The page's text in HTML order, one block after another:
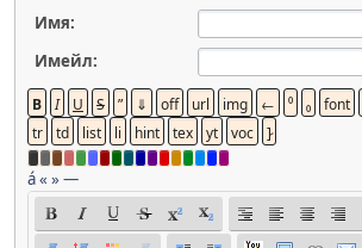
Имя:
Имейл:
á« »—